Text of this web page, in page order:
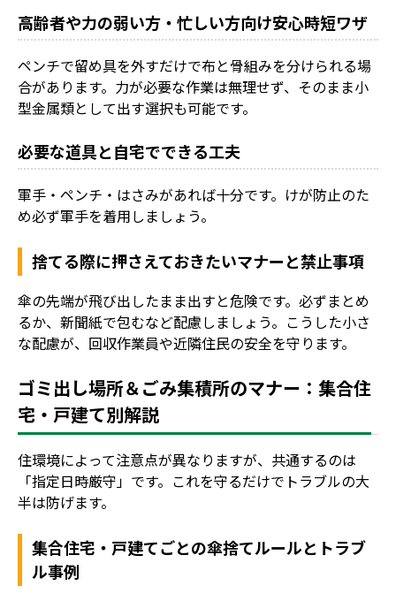
高齢者や力の弱い方・忙しい方向け安心時短ワザ
ペンチで留め具を外すだけで布と骨組みを分けられる場
合があります。力が必要な作業は無理せず、そのまま小
型金属類として出す選択も可能です。
必要な道具と自宅でできる工夫
軍手・ペンチ・はさみがあれば十分です。けが防止のた
め必ず軍手を着用しましょう。
捨てる際に押さえておきたいマナーと禁止事項
傘の先端が飛び出したまま出すと危険です。必ずまとめ
るか、新聞紙で包むなど配慮しましょう。こうした小さ
な配慮が、回収作業員や近隣住民の安全を守ります。
ゴミ出し場所＆ごみ集積所のマナー：集合住
宅・戸建て別解説
住環境によって注意点が異なりますが、共通するのは
「指定日時厳守」です。これを守るだけでトラブルの大
半は防げます。
集合住宅・戸建てごとの傘捨てルールとトラブ
ル事例